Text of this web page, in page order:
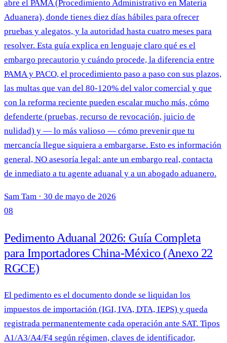
abre el PAMA (Procedimiento Administrativo en Materia
Aduanera), donde tienes diez días hábiles para ofrecer
pruebas y alegatos, y la autoridad hasta cuatro meses para
resolver. Esta guía explica en lenguaje claro qué es el
embargo precautorio y cuándo procede, la diferencia entre
PAMA y PACO, el procedimiento paso a paso con sus plazos,
las multas que van del 80-120% del valor comercial y que
con la reforma reciente pueden escalar mucho más, cómo
defenderte (pruebas, recurso de revocación, juicio de
nulidad) y — lo más valioso — cómo prevenir que tu
mercancía llegue siquiera a embargarse. Esto es información
general, NO asesoría legal: ante un embargo real, contacta
de inmediato a tu agente aduanal y a un abogado aduanero.
Sam Tam · 30 de mayo de 2026
08
Pedimento Aduanal 2026: Guía Completa
para Importadores China-México (Anexo 22
RGCE)
El pedimento es el documento donde se liquidan los
impuestos de importación (IGI, IVA, DTA, IEPS) y queda
registrada permanentemente cada operación ante SAT. Tipos
A1/A3/A4/F4 según régimen, claves de identificador,